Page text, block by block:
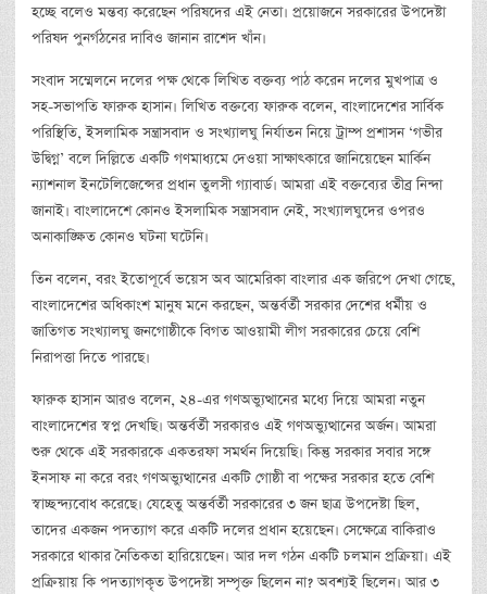
হচ্ছে বলেও মন্তব্য করেছেন পরিষদের এই নেতা। প্রয়োজনে সরকারের উপদেষ্টা
পরিষদ পুনর্গঠনের দাবিও জানান রাশেদ খাঁন।
সংবাদ সম্মেলনে দলের পক্ষ থেকে লিখিত বক্তব্য পাঠ করেন দলের মুখপাত্র ও
সহ-সভাপতি ফারুক হাসান। লিখিত বক্তব্যে ফারুক বলেন, বাংলাদেশের সার্বিক
পরিস্থিতি, ইসলামিক সন্ত্রাসবাদ ও সংখ্যালঘু নির্যাতন নিয়ে ট্রাম্প প্রশাসন ‘গভীর
উদ্বিগ্ন’ বলে দিল্লিতে একটি গণমাধ্যমে দেওয়া সাক্ষাৎকারে জানিয়েছেন মার্কিন
ন্যাশনাল ইনটেলিজেন্সের প্রধান তুলসী গ্যাবার্ড। আমরা এই বক্তব্যের তীব্র নিন্দা
জানাই। বাংলাদেশে কোনও ইসলামিক সন্ত্রাসবাদ নেই, সংখ্যালঘুদের ওপরও
অনাকাঙ্ক্ষিত কোনও ঘটনা ঘটেনি।
তিন বলেন, বরং ইতোপূর্বে ভয়েস অব আমেরিকা বাংলার এক জরিপে দেখা গেছে,
বাংলাদেশের অধিকাংশ মানুষ মনে করছেন, অন্তর্বর্তী সরকার দেশের ধর্মীয় ও
জাতিগত সংখ্যালঘু জনগোষ্ঠীকে বিগত আওয়ামী লীগ সরকারের চেয়ে বেশি
নিরাপত্তা দিতে পারছে।
ফারুক হাসান আরও বলেন, ২৪-এর গণঅভ্যুত্থানের মধ্যে দিয়ে আমরা নতুন
বাংলাদেশের স্বপ্ন দেখছি। অন্তর্বর্তী সরকারও এই গণঅভ্যুত্থানের অর্জন। আমরা
শুরু থেকে এই সরকারকে একতরফা সমর্থন দিয়েছি। কিন্তু সরকার সবার সঙ্গে
ইনসাফ না করে বরং গণঅভ্যুত্থানের একটি গোষ্ঠী বা পক্ষের সরকার হতে বেশি
স্বাচ্ছন্দ্যবোধ করেছে। যেহেতু অন্তর্বর্তী সরকারের ৩ জন ছাত্র উপদেষ্টা ছিল,
তাদের একজন পদত্যাগ করে একটি দলের প্রধান হয়েছেন। সেক্ষেত্রে বাকিরাও
সরকারে থাকার নৈতিকতা হারিয়েছেন। আর দল গঠন একটি চলমান প্রক্রিয়া। এই
প্রক্রিয়ায় কি পদত্যাগকৃত উপদেষ্টা সম্পৃক্ত ছিলেন না? অবশ্যই ছিলেন। আর ৩